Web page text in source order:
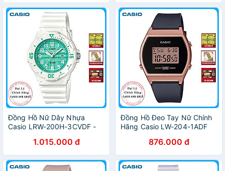
Đồng Hồ Nữ Dây Nhựa
Casio LRW-200H-3CVDF -
1.015.000 đ
Đồng Hồ Đeo Tay Nữ Chính
Hãng Casio LW-204-1ADF
876.000 đ